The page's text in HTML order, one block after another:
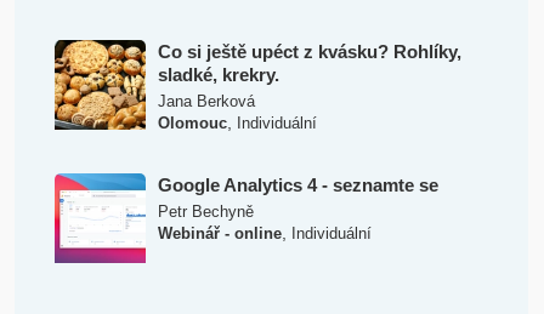
Co si ještě upéct z kvásku? Rohlíky,
sladké, krekry.
Jana Berková
Olomouc, Individuální
Google Analytics 4 - seznamte se
Petr Bechyně
Webinář - online, Individuální